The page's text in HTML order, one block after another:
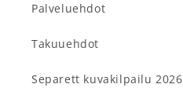
Palveluehdot
Takuuehdot
Separett kuvakilpailu 2026